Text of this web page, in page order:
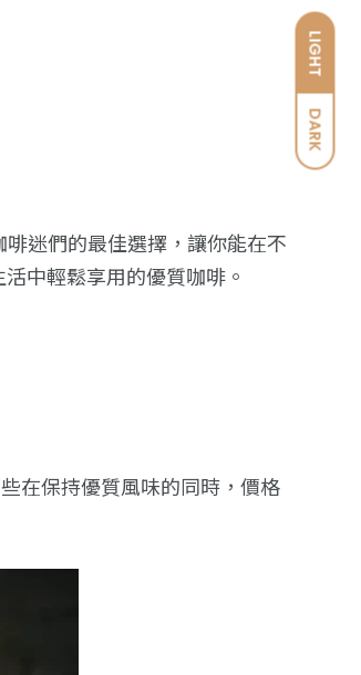
LIGHT
DARK
啡迷們的最佳選擇，讓你能在不
中輕鬆享用的優質咖啡。
在保持優質風味的同時，價格